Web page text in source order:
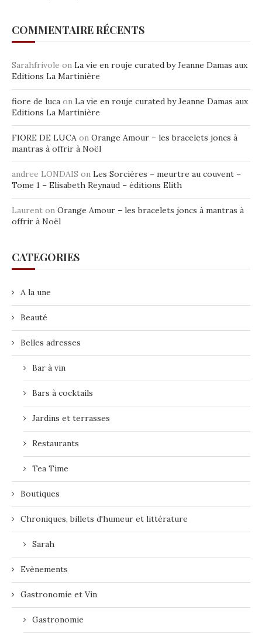
COMMENTAIRE RÉCENTS
Sarahfrivole on La vie en rouje curated by Jeanne Damas aux
Editions La Martinière
fiore de luca on La vie en rouje curated by Jeanne Damas aux
Editions La Martinière
FIORE DE LUCA on Orange Amour – les bracelets joncs à
mantras à offrir à Noël
andree LONDAIS on Les Sorcières – meurtre au couvent –
Tome 1 – Elisabeth Reynaud – éditions Elith
Laurent on Orange Amour – les bracelets joncs à mantras à
offrir à Noël
CATEGORIES
A la une
Beauté
Belles adresses
Bar à vin
Bars à cocktails
Jardins et terrasses
Restaurants
Tea Time
Boutiques
Chroniques, billets d'humeur et littérature
Sarah
Evènements
Gastronomie et Vin
Gastronomie